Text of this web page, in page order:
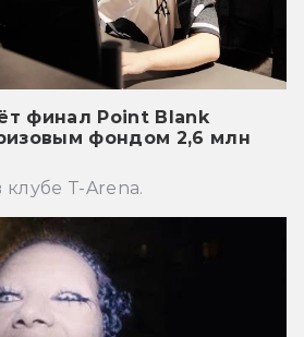
финал Point Blank
фондом 2,6 млн
T-Arena.